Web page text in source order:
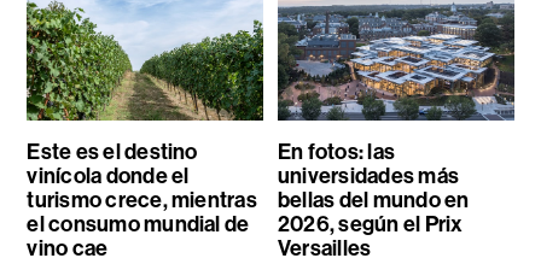
Este es el destino
vinícola donde el
turismo crece, mientras
el consumo mundial de
vino cae
En fotos: las
universidades más
bellas del mundo en
2026, según el Prix
Versailles